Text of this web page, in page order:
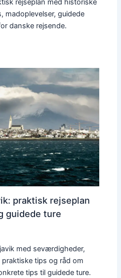
rejseplan med historiske
madoplevelser, guidede
danske rejsende.
praktisk rejseplan
guidede ture
med seværdigheder,
praktiske tips og råd om
tips til guidede ture.